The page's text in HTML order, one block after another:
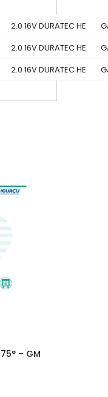
2.0 16V DURATEC HE
2.0 16V DURATEC HE
2.0 16V DURATEC HE
– GM